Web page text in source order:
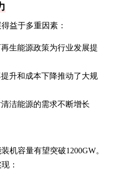
益于多重因素：
生能源政策为行业发展提
提升和成本下降推动了大规
清洁能源的需求不断增长
机容量有望突破1200GW。
：